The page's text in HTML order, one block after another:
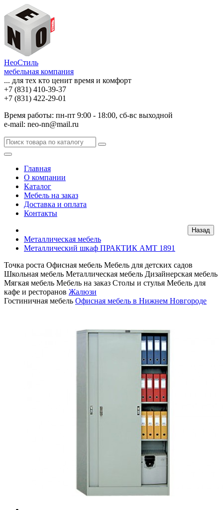
НеоСтиль
мебельная компания
... для тех кто ценит время и комфорт
+7 (831) 410-39-37
+7 (831) 422-29-01
Время работы: пн-пт 9:00 - 18:00, сб-вс выходной
e-mail: neo-nn@mail.ru
Главная
О компании
Каталог
Мебель на заказ
Доставка и оплата
Контакты
Металлическая мебель
Металлический шкаф ПРАКТИК AMT 1891
Точка роста Офисная мебель Мебель для детских садов
Школьная мебель Металлическая мебель Дизайнерская мебель
Мягкая мебель Мебель на заказ Столы и стулья Мебель для
кафе и ресторанов Жалюзи
Гостиничная мебель Офисная мебель в Нижнем Новгороде